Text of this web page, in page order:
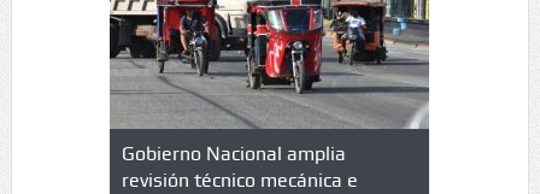
de
en
Gobierno Nacional amplia
revisión técnico mecánica e
Qué es